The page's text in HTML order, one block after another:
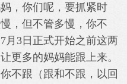
，你们呢，要抓紧时
，但不管多慢，你不
7月3日正式开始之前这两
更多的妈妈能跟上来。
不跟（跟和不跟，以回